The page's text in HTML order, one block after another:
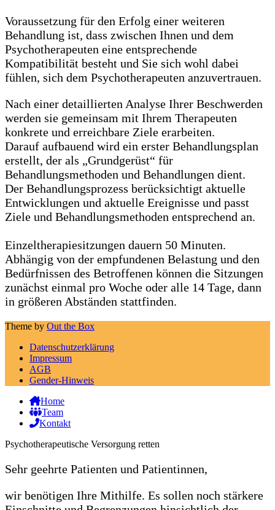
Voraussetzung für den Erfolg einer weiteren
Behandlung ist, dass zwischen Ihnen und dem
Psychotherapeuten eine entsprechende
Kompatibilität besteht und Sie sich wohl dabei
fühlen, sich dem Psychotherapeuten anzuvertrauen.
Nach einer detaillierten Analyse Ihrer Beschwerden
werden sie gemeinsam mit Ihrem Therapeuten
konkrete und erreichbare Ziele erarbeiten.
Darauf aufbauend wird ein erster Behandlungsplan
erstellt, der als „Grundgerüst“ für
Behandlungsmethoden und Behandlungen dient.
Der Behandlungsprozess berücksichtigt aktuelle
Entwicklungen und aktuelle Ereignisse und passt
Ziele und Behandlungsmethoden entsprechend an.
Einzeltherapiesitzungen dauern 50 Minuten.
Abhängig von der empfundenen Belastung und den
Bedürfnissen des Betroffenen können die Sitzungen
zunächst einmal pro Woche oder alle 14 Tage, dann
in größeren Abständen stattfinden.
Theme by Out the Box
Datenschutz­erklärung
Impressum
AGB
Gender-Hinweis
Home
Team
Kontakt
Psychotherapeutische Versorgung retten
Sehr geehrte Patienten und Patientinnen,
wir benötigen Ihre Mithilfe. Es sollen noch stärkere